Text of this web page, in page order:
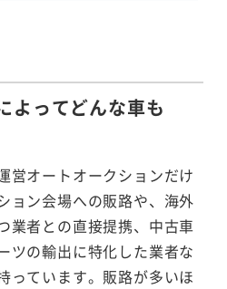
よってどんな車も
営オートオークションだけ
ョン会場への販路や、海外
業者との直接提携、中古車
ツの輸出に特化した業者な
っています。販路が多いほ